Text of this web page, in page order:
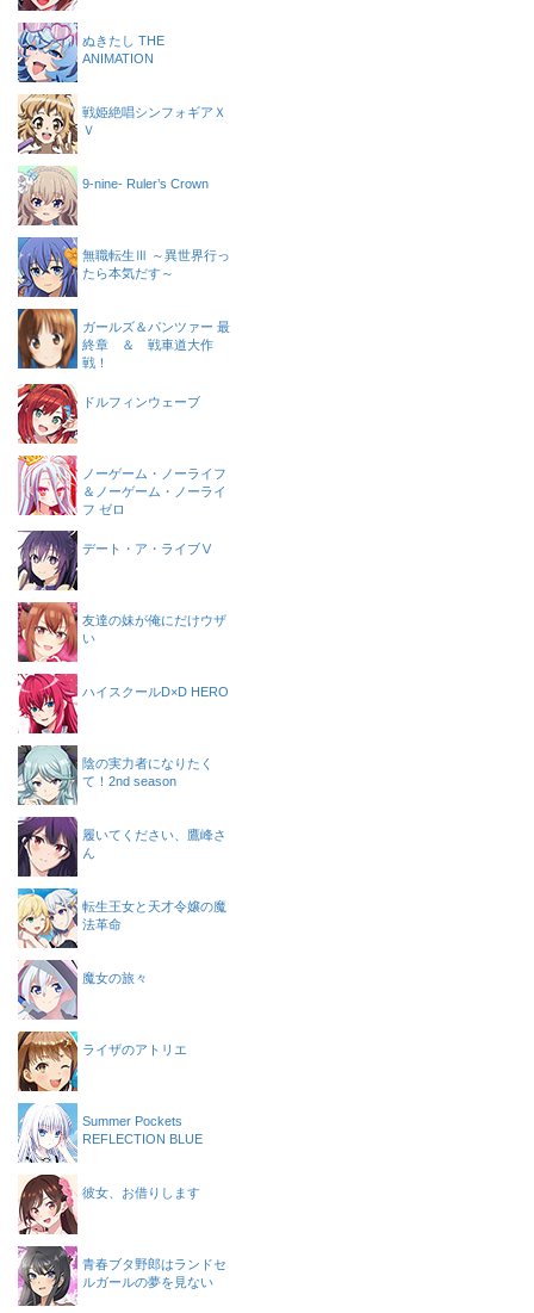
ぬきたし THE
ANIMATION
戦姫絶唱シンフォギアＸ
Ｖ
9-nine- Ruler’s Crown
無職転生Ⅲ ～異世界行っ
たら本気だす～
ガールズ＆パンツァー 最
終章 ＆ 戦車道大作
戦！
ドルフィンウェーブ
ノーゲーム・ノーライフ
＆ノーゲーム・ノーライ
フ ゼロ
デート・ア・ライブⅤ
友達の妹が俺にだけウザ
い
ハイスクールD×D HERO
陰の実力者になりたく
て！2nd season
履いてください、鷹峰さ
ん
転生王女と天才令嬢の魔
法革命
魔女の旅々
ライザのアトリエ
Summer Pockets
REFLECTION BLUE
彼女、お借りします
青春ブタ野郎はランドセ
ルガールの夢を見ない